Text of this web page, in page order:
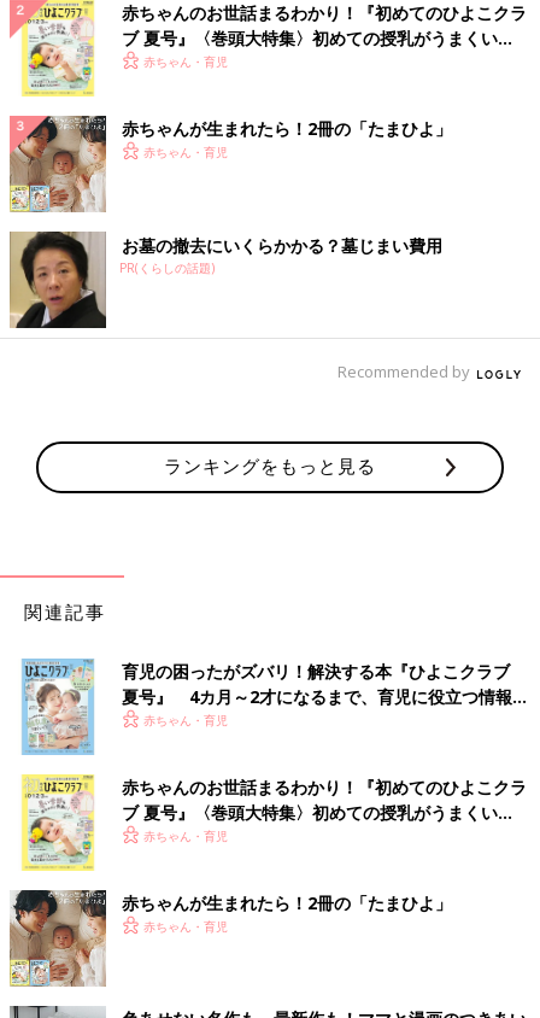
赤ちゃんのお世話まるわかり！『初めてのひよこクラ
ブ 夏号』〈巻頭大特集〉初めての授乳がうまくい
く！ おっぱい・ミルクの基本と夏のトラブル 解決テ
赤ちゃん・育児
赤ちゃんが生まれたら！2冊の「たまひよ」
赤ちゃん・育児
お墓の撤去にいくらかかる？墓じまい費用
PR(くらしの話題)
Recommended by
ランキングをもっと見る
関連記事
育児の困ったがズバリ！解決する本『ひよこクラブ
夏号』 4カ月～2才になるまで、育児に役立つ情報が
いっぱい！
赤ちゃん・育児
赤ちゃんのお世話まるわかり！『初めてのひよこクラ
ブ 夏号』〈巻頭大特集〉初めての授乳がうまくい
く！ おっぱい・ミルクの基本と夏のトラブル 解決テ
赤ちゃん・育児
赤ちゃんが生まれたら！2冊の「たまひよ」
赤ちゃん・育児